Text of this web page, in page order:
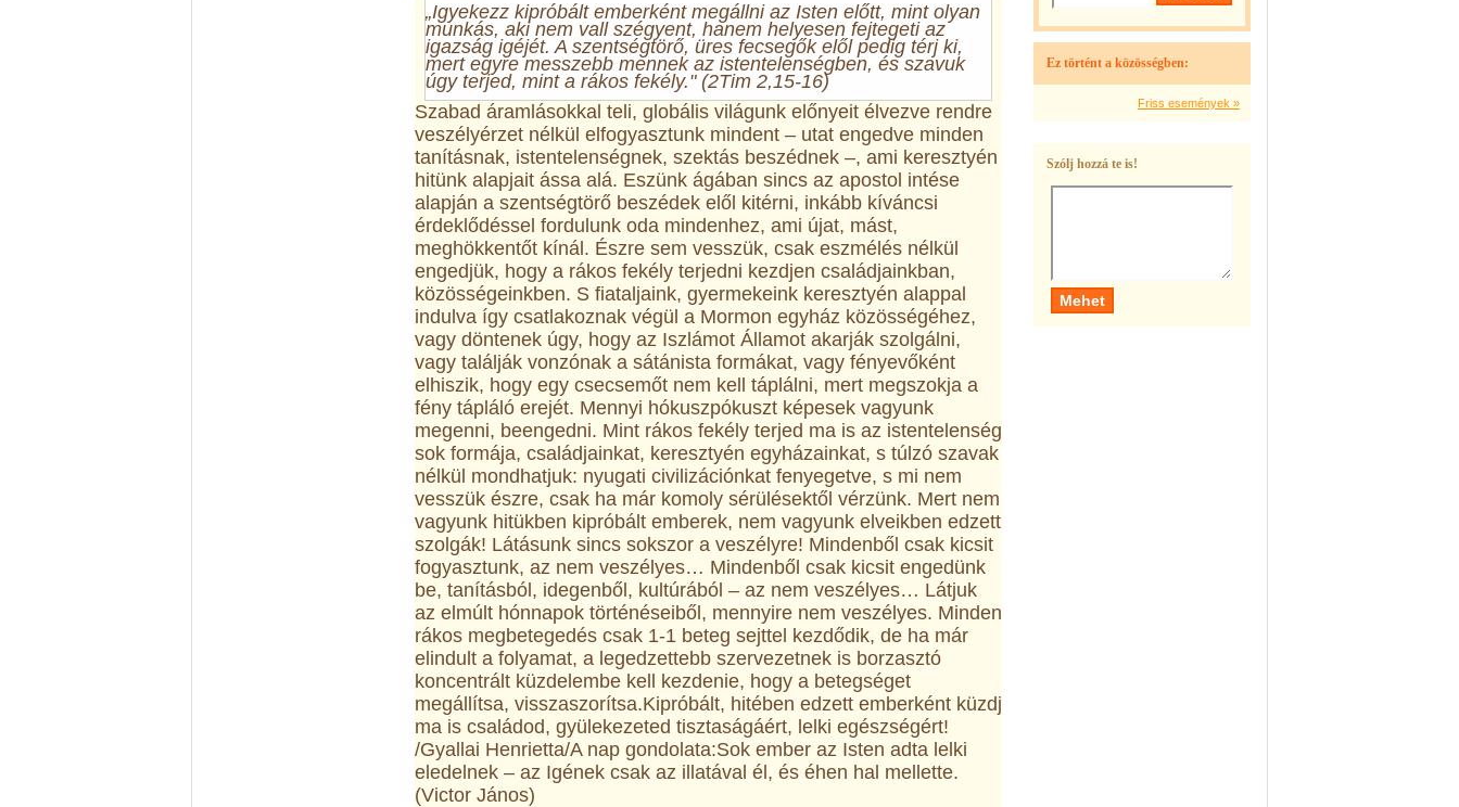
„Igyekezz kipróbált emberként megállni az Isten előtt, mint olyan
munkás, aki nem vall szégyent, hanem helyesen fejtegeti az
igazság igéjét. A szentségtörő, üres fecsegők elől pedig térj ki,
mert egyre messzebb mennek az istentelenségben, és szavuk
úgy terjed, mint a rákos fekély." (2Tim 2,15-16)
Szabad áramlásokkal teli, globális világunk előnyeit élvezve rendre
veszélyérzet nélkül elfogyasztunk mindent – utat engedve minden
tanításnak, istentelenségnek, szektás beszédnek –, ami keresztyén
hitünk alapjait ássa alá. Eszünk ágában sincs az apostol intése
alapján a szentségtörő beszédek elől kitérni, inkább kíváncsi
érdeklődéssel fordulunk oda mindenhez, ami újat, mást,
meghökkentőt kínál. Észre sem vesszük, csak eszmélés nélkül
engedjük, hogy a rákos fekély terjedni kezdjen családjainkban,
közösségeinkben. S fiataljaink, gyermekeink keresztyén alappal
indulva így csatlakoznak végül a Mormon egyház közösségéhez,
vagy döntenek úgy, hogy az Iszlámot Államot akarják szolgálni,
vagy találják vonzónak a sátánista formákat, vagy fényevőként
elhiszik, hogy egy csecsemőt nem kell táplálni, mert megszokja a
fény tápláló erejét. Mennyi hókuszpókuszt képesek vagyunk
megenni, beengedni. Mint rákos fekély terjed ma is az istentelenség
sok formája, családjainkat, keresztyén egyházainkat, s túlzó szavak
nélkül mondhatjuk: nyugati civilizációnkat fenyegetve, s mi nem
vesszük észre, csak ha már komoly sérülésektől vérzünk. Mert nem
vagyunk hitükben kipróbált emberek, nem vagyunk elveikben edzett
szolgák! Látásunk sincs sokszor a veszélyre! Mindenből csak kicsit
fogyasztunk, az nem veszélyes… Mindenből csak kicsit engedünk
be, tanításból, idegenből, kultúrából – az nem veszélyes… Látjuk
az elmúlt hónnapok történéseiből, mennyire nem veszélyes. Minden
rákos megbetegedés csak 1-1 beteg sejttel kezdődik, de ha már
elindult a folyamat, a legedzettebb szervezetnek is borzasztó
koncentrált küzdelembe kell kezdenie, hogy a betegséget
megállítsa, visszaszorítsa.Kipróbált, hitében edzett emberként küzdj
ma is családod, gyülekezeted tisztaságáért, lelki egészségért!
/Gyallai Henrietta/A nap gondolata:Sok ember az Isten adta lelki
eledelnek – az Igének csak az illatával él, és éhen hal mellette.
(Victor János)
Ez történt a közösségben:
Friss események »
Szólj hozzá te is!